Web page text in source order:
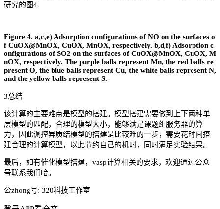
Figure 4. a,c,e) Adsorption configurations of NO on the surfaces o
f CuOX@MnOX, CuOX, MnOX, respectively. b,d,f) Adsorption c
onfigurations of SO2 on the surfaces of CuOX@MnOX, CuOX, M
nOX, respectively. The purple balls represent Mn, the red balls re
present O, the blue balls represent Cu, the white balls represent N,
and the yellow balls represent S.
3总结
该计算的主要难点是模型的搭建。模型搭建需要做到上下两种单
层模型的匹配，合理的模型大小，能够满足课题组服务器的算
力，因此调控异质结模型的搭建是比较难的一步，需要花时间搭
建合理的计算模型，以此节约自己的机时，同时满足实验结果。
最后，如有催化模型搭建，vasp计算相关的要求，欢迎通过公众
号联系我们哈。
公zhong号: 320科技工作室